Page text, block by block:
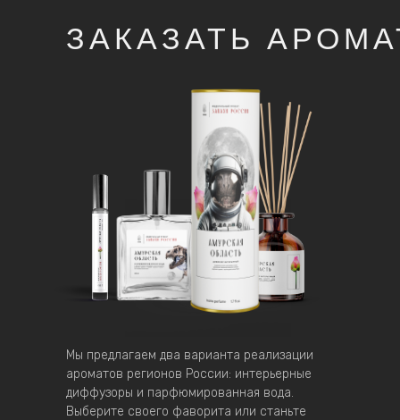
Мы предлагаем два варианта реализации
ароматов регионов России: интерьерные
диффузоры и парфюмированная вода.
Выберите своего фаворита или станьте
ЗАКАЗАТЬ